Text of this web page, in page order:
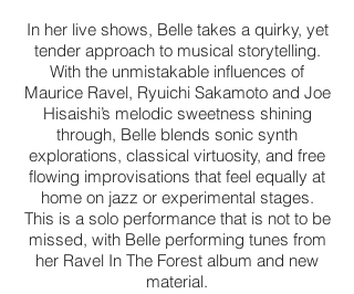
In her live shows, Belle takes a quirky, yet
tender approach to musical storytelling.
With the unmistakable influences of
Maurice Ravel, Ryuichi Sakamoto and Joe
Hisaishi’s melodic sweetness shining
through, Belle blends sonic synth
explorations, classical virtuosity, and free
flowing improvisations that feel equally at
home on jazz or experimental stages.
This is a solo performance that is not to be
missed, with Belle performing tunes from
her Ravel In The Forest album and new
material.